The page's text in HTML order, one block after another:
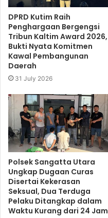
DPRD Kutim Raih
Penghargaan Bergengsi
Tribun Kaltim Award 2026,
Bukti Nyata Komitmen
Kawal Pembangunan
Daerah
31 July 2026
Polsek Sangatta Utara
Ungkap Dugaan Curas
Disertai Kekerasan
Seksual, Dua Terduga
Pelaku Ditangkap dalam
Waktu Kurang dari 24 Jam